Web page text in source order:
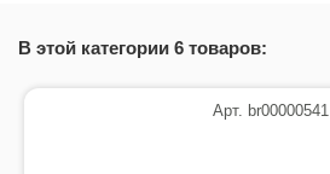
В этой категории 6 товаров:
Арт. br00000541